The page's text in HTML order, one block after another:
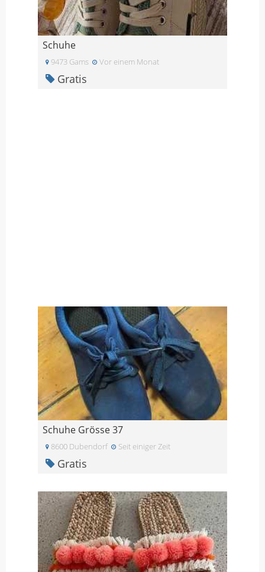
Schuhe
9473 Gams Vor einem Monat
Gratis
Schuhe Grösse 37
8600 Dubendorf Seit einiger Zeit
Gratis